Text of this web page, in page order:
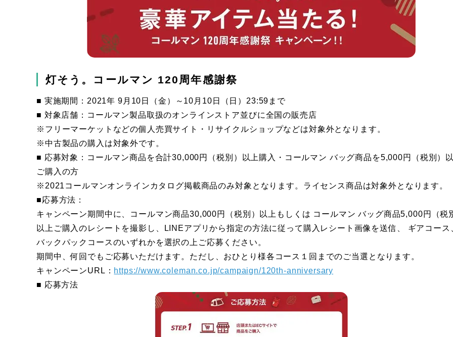
灯そう。コールマン 120周年感謝祭
■ 実施期間：2021年 9月10日（金）～10月10日（日）23:59まで
■ 対象店舗：コールマン製品取扱のオンラインストア並びに全国の販売店
※フリーマーケットなどの個人売買サイト・リサイクルショップなどは対象外となります。
※中古製品の購入は対象外です。
■ 応募対象：コールマン商品を合計30,000円（税別）以上購入・コールマン バッグ商品を5,000円（税別）
ご購入の方
※2021コールマンオンラインカタログ掲載商品のみ対象となります。ライセンス商品は対象外となります。
■応募方法：
キャンペーン期間中に、コールマン商品30,000円（税別）以上もしくは​ コールマン バッグ商品5,000円（税
以上ご購入のレシートを撮影し、LINEアプリから指定の方法に従って購入レシート画像を送信、​ ギアコース
バックパックコースのいずれかを選択の上ご応募ください。
期間中、何回でもご応募いただけます。ただし、おひとり様各コース１回までのご当選となります。​
キャンペーンURL： https://www.coleman.co.jp/campaign/120th-anniversary
■ 応募方法